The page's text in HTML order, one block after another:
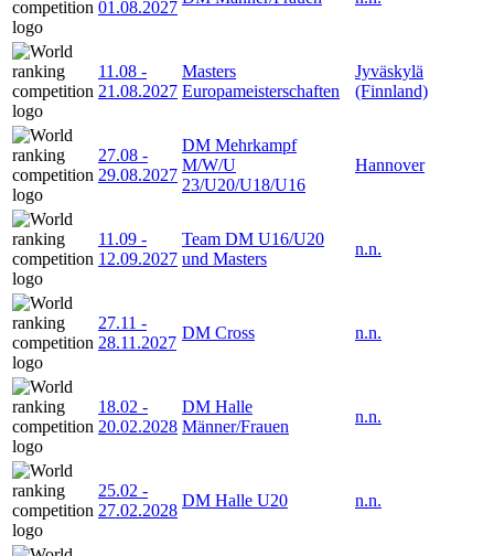
01.08.2027
11.08 -
21.08.2027
Masters
Europameisterschaften
Jyväskylä
(Finnland)
27.08 -
29.08.2027
DM Mehrkampf
M/W/U
23/U20/U18/U16
Hannover
11.09 -
12.09.2027
Team DM U16/U20
und Masters
n.n.
27.11 -
28.11.2027
DM Cross n.n.
18.02 -
20.02.2028
DM Halle
Männer/Frauen
n.n.
25.02 -
27.02.2028
DM Halle U20 n.n.